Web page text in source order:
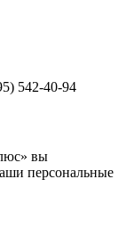
542-40-94
вы
персональные